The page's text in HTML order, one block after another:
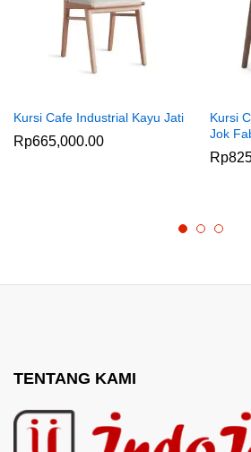
Kursi Cafe Industrial Kayu Jati
Rp665,000.00
Kursi
Jok
Rp
TENTANG KAMI